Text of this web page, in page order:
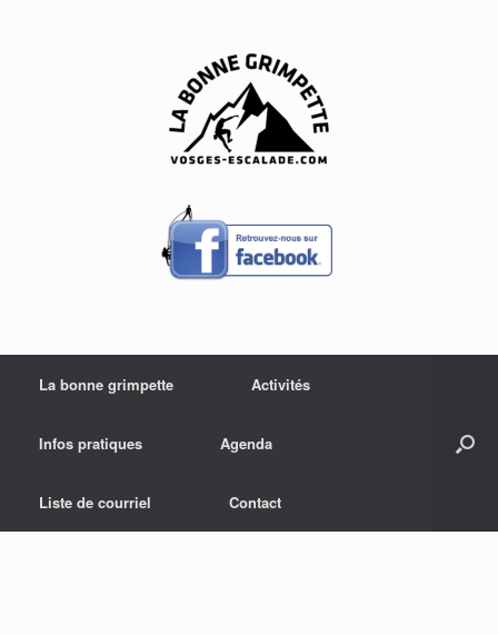
La bonne grimpette Activités
Infos pratiques Agenda
Liste de courriel Contact